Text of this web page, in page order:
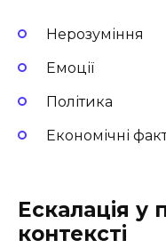
Нерозуміння
Емоції
Політика
Економічні
Ескалація у
контексті